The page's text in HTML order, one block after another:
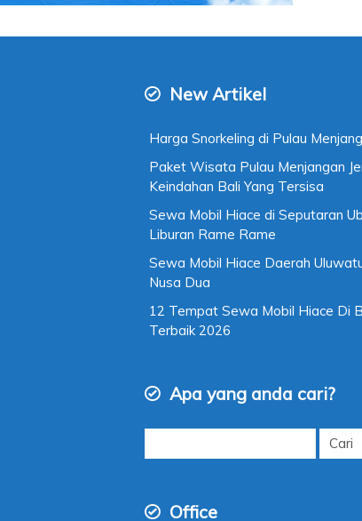
New Artikel
Harga Snorkeling di Pulau
Paket Wisata Pulau Menjangan
Keindahan Bali Yang Tersisa
Sewa Mobil Hiace di Seputaran
Liburan Rame Rame
Sewa Mobil Hiace Daerah
Nusa Dua
12 Tempat Sewa Mobil Hiace Di
Terbaik 2026
Apa yang anda cari?
Cari
Office